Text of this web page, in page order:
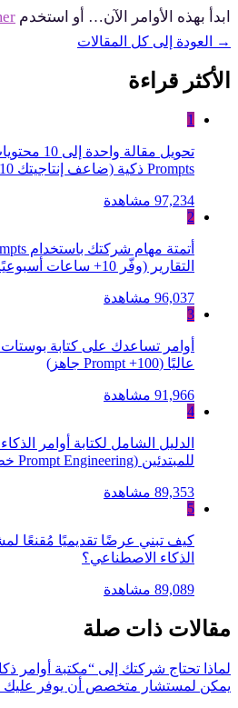
ابدأ بهذه الأوامر الآن… أو استخدم
→ العودة إلى كل المقالات
الأكثر قراءة
1
تحويل مقالة
Prompts ذكية (ضاعف إنتاجيتك 10×)
97,234 مشاهدة
2
التقارير (وفّر 10+ ساعات أسبوعيًا)
96,037 مشاهدة
3
أوامر تساعدك على كتابة
عاليًا (100+ Prompt جاهز)
91,966 مشاهدة
4
الدليل الشامل لكتابة أوامر
للمبتدئين (Prompt Engineering خطوة بخطوة)
89,353 مشاهدة
5
كيف تبني عرضًا تقديميًا مُقنعًا
الذكاء الاصطناعي؟
89,089 مشاهدة
مقالات ذات صلة
لماذا تحتاج شركتك إلى “مكتبة
يمكن لمستشار متخصص أن يوفر عليك